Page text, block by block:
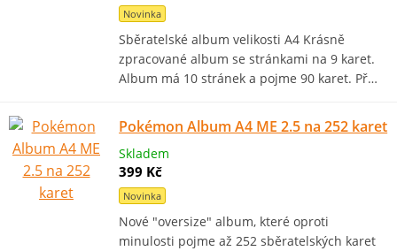
Novinka
Sběratelské album velikosti A4 Krásně
zpracované album se stránkami na 9 karet.
Album má 10 stránek a pojme 90 karet. Př…
Pokémon Album A4 ME 2.5 na 252 karet
Skladem
399 Kč
Novinka
Nové "oversize" album, které oproti
minulosti pojme až 252 sběratelských karet